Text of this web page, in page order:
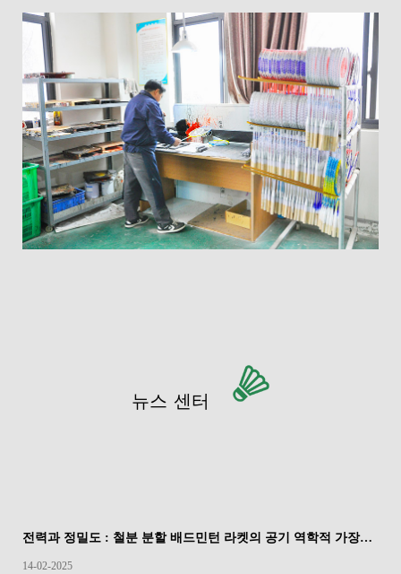
뉴스 센터
전력과 정밀도 : 철분 분할 배드민턴 라켓의 공기 역학적 가장자리
14-02-2025